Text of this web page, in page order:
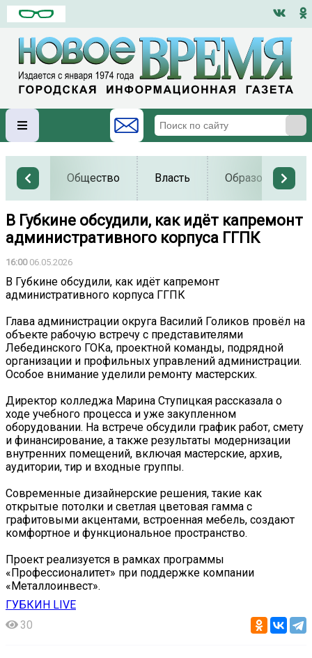
Общество Власть Образование
В Губкине обсудили, как идёт капремонт
административного корпуса ГГПК
16:0006.05.2026
В Губкине обсудили, как идёт капремонт
административного корпуса ГГПК
Глава администрации округа Василий Голиков провёл на
объекте рабочую встречу с представителями
Лебединского ГОКа, проектной команды, подрядной
организации и профильных управлений администрации.
Особое внимание уделили ремонту мастерских.
Директор колледжа Марина Ступицкая рассказала о
ходе учебного процесса и уже закупленном
оборудовании. На встрече обсудили график работ, смету
и финансирование, а также результаты модернизации
внутренних помещений, включая мастерские, архив,
аудитории, тир и входные группы.
Современные дизайнерские решения, такие как
открытые потолки и светлая цветовая гамма с
графитовыми акцентами, встроенная мебель, создают
комфортное и функциональное пространство.
Проект реализуется в рамках программы
«Профессионалитет» при поддержке компании
«Металлоинвест».
ГУБКИН LIVE
30